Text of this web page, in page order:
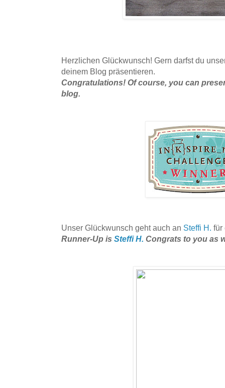
Herzlichen Glückwunsch! Gern darfst du
deinem Blog präsentieren.
Congratulations! Of course, you can
blog.
Unser Glückwunsch geht auch an Steffi H. für
Runner-Up is Steffi H. Congrats to you as